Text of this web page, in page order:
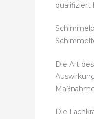
qualifiziert
Die Art
Die